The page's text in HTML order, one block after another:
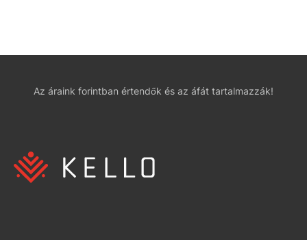
Az áraink forintban értendők és az áfát tartalmazzák!